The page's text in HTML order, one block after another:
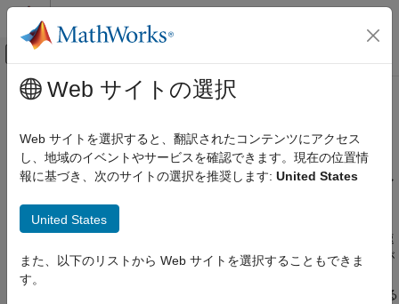
コンテンツへスキップ
オフキャンバス ナビゲーション メ
ドキュメンテーションのホーム
Simscape
Simscape 入門
Foundation ブロック ライブラリ
物理モデリング手法
シミュレーションと解析
メインコンテンツ
パフォーマンスの最適化とトラブ
ルシューティング
大規模モデルのコンパイルおよびシミュレーションのパフォーマ
のモデル共有を行う
パフォーマンスの最適化には、大規模モデルのコンパイルの高速
化およびシミュレーション時間の短縮のためのさまざまな手法が
セラレータ モードを使用してシミュレーション時間を短縮できる
Web サイトの選択
Web サイトを選択すると、翻訳されたコンテンツにアクセス
し、地域のイベントやサービスを確認できます。現在の位置情
報に基づき、次のサイトの選択を推奨します: United States
United States
また、以下のリストから Web サイトを選択することもできま
す。